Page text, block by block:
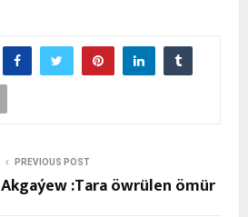
PREVIOUS POST
:Tara öwrülen ömür